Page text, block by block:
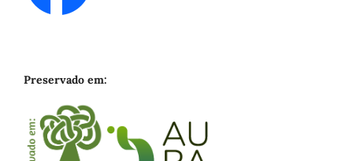
Preservado em: